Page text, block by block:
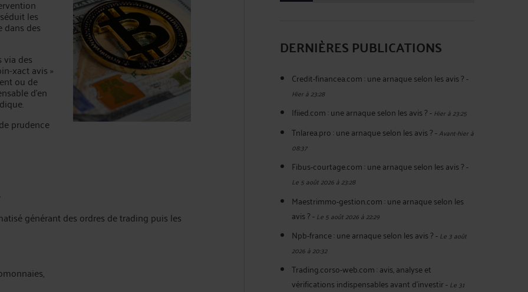
les
des
des
xact avis »
ou de
d’en
prudence
générant des ordres de trading puis les
DERNIÈRES PUBLICATIONS
Credit-financea.com : une arnaque selon les avis ?-
Hier à 23:28
Ifiied.com : une arnaque selon les avis ?-Hier à 23:25
Tnlarea.pro : une arnaque selon les avis ?-Avant-hier à
08:37
Fibus-courtage.com : une arnaque selon les avis ?-
Le 5 août 2026 à 23:28
Maestrimmo-gestion.com : une arnaque selon les
avis ?-Le 5 août 2026 à 22:29
Npb-france : une arnaque selon les avis ?-Le 3 août
2026 à 20:32
Trading.corso-web.com : avis, analyse et
vérifications indispensables avant d'investir-Le 31